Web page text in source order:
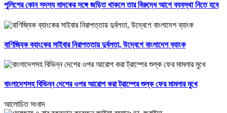
পুলিশের কোন সদস্য মাদকের সঙ্গে জড়িত থাকলে তার বিরুদ্ধে আগে ব্যবস্থা নিতে হবে
বাণিজ্যিক ব্যাংকের সাইবার নিরাপত্তায় দুর্বলতা, উদ্বেগে বাংলাদেশ ব্যাংক
বাংলাদেশসহ বিভিন্ন দেশের ওপর আরোপ করা ট্রাম্পের শুল্ক ফের মামলার মুখে
আলোচিত সংবাদ